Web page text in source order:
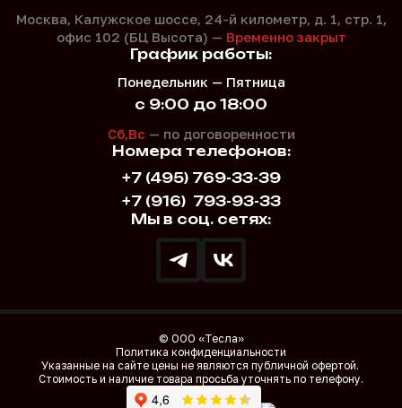
Москва, Калужское шоссе, 24-й километр, д. 1, стр. 1,
офис 102 (БЦ Высота) — Временно закрыт
Номера телефонов:
+7 (495) 769-33-39
+7 (916) 793-93-33
График работы:
Понедельник — Пятница
с 9:00 до 18:00
Сб,Вс — по договоренности
Мы в соц. сетях:
© ООО «Тесла»
Политика конфиденциальности
Указанные на сайте цены не являются публичной офертой.
Стоимость и наличие товара просьба уточнять по телефону.